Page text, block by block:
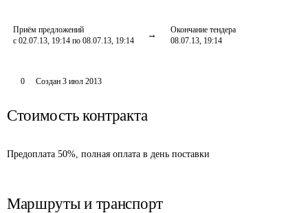
Приём предложений
с 02.07.13, 19:14 по 08.07.13, 19:14
Окончание тендера
08.07.13, 19:14
0 Создан 3 июл 2013
Стоимость контракта
Предоплата 50%, полная оплата в день поставки
Маршруты и транспорт